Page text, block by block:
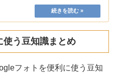
う豆知識まとめ
フォトを便利に使う豆知